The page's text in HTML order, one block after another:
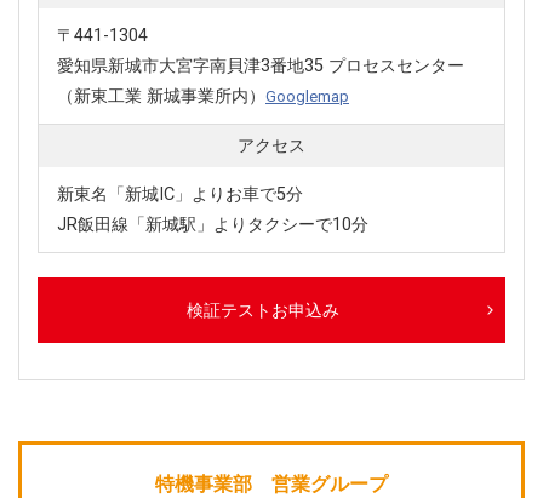
〒441-1304
愛知県新城市大宮字南貝津3番地35 プロセスセンター
（新東工業 新城事業所内） Googlemap
アクセス
新東名「新城IC」よりお車で5分
JR飯田線「新城駅」よりタクシーで10分
検証テストお申込み
特機事業部 営業グループ